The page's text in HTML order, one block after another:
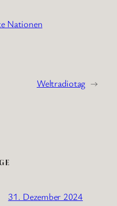
Nationen
Weltradiotag →
31. Dezember 2024